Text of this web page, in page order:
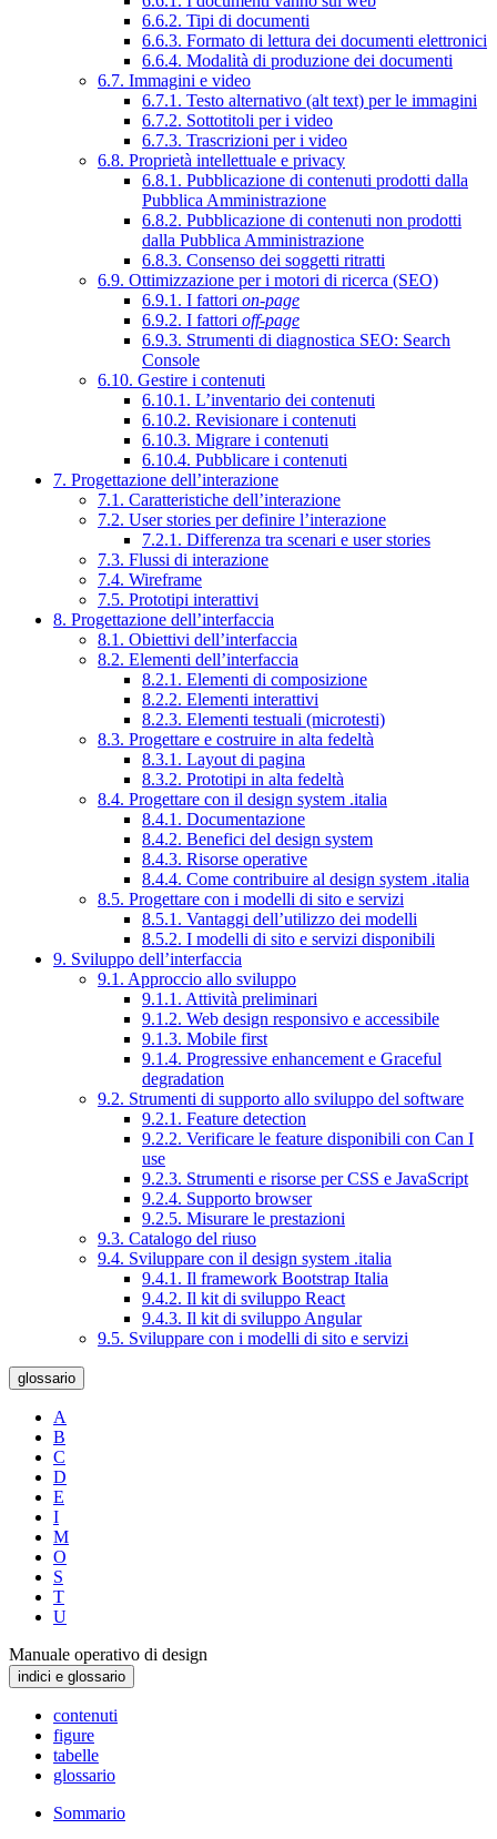
6.6.2. Tipi di documenti
6.6.3. Formato di lettura dei documenti elettronici
6.6.4. Modalità di produzione dei documenti
6.7. Immagini e video
6.7.1. Testo alternativo (alt text) per le immagini
6.7.2. Sottotitoli per i video
6.7.3. Trascrizioni per i video
6.8. Proprietà intellettuale e privacy
6.8.1. Pubblicazione di contenuti prodotti dalla
Pubblica Amministrazione
6.8.2. Pubblicazione di contenuti non prodotti
dalla Pubblica Amministrazione
6.8.3. Consenso dei soggetti ritratti
6.9. Ottimizzazione per i motori di ricerca (SEO)
6.9.1. I fattori on-page
6.9.2. I fattori off-page
6.9.3. Strumenti di diagnostica SEO: Search
Console
6.10. Gestire i contenuti
6.10.1. L’inventario dei contenuti
6.10.2. Revisionare i contenuti
6.10.3. Migrare i contenuti
6.10.4. Pubblicare i contenuti
7. Progettazione dell’interazione
7.1. Caratteristiche dell’interazione
7.2. User stories per definire l’interazione
7.2.1. Differenza tra scenari e user stories
7.3. Flussi di interazione
7.4. Wireframe
7.5. Prototipi interattivi
8. Progettazione dell’interfaccia
8.1. Obiettivi dell’interfaccia
8.2. Elementi dell’interfaccia
8.2.1. Elementi di composizione
8.2.2. Elementi interattivi
8.2.3. Elementi testuali (microtesti)
8.3. Progettare e costruire in alta fedeltà
8.3.1. Layout di pagina
8.3.2. Prototipi in alta fedeltà
8.4. Progettare con il design system .italia
8.4.1. Documentazione
8.4.2. Benefici del design system
8.4.3. Risorse operative
8.4.4. Come contribuire al design system .italia
8.5. Progettare con i modelli di sito e servizi
8.5.1. Vantaggi dell’utilizzo dei modelli
8.5.2. I modelli di sito e servizi disponibili
9. Sviluppo dell’interfaccia
9.1. Approccio allo sviluppo
9.1.1. Attività preliminari
9.1.2. Web design responsivo e accessibile
9.1.3. Mobile first
9.1.4. Progressive enhancement e Graceful
degradation
9.2. Strumenti di supporto allo sviluppo del software
9.2.1. Feature detection
9.2.2. Verificare le feature disponibili con Can I
use
9.2.3. Strumenti e risorse per CSS e JavaScript
9.2.4. Supporto browser
9.2.5. Misurare le prestazioni
9.3. Catalogo del riuso
9.4. Sviluppare con il design system .italia
9.4.1. Il framework Bootstrap Italia
9.4.2. Il kit di sviluppo React
9.4.3. Il kit di sviluppo Angular
9.5. Sviluppare con i modelli di sito e servizi
glossario
A
B
C
D
E
I
M
O
S
T
U
Manuale operativo di design
indici e glossario
contenuti
figure
tabelle
glossario
Sommario